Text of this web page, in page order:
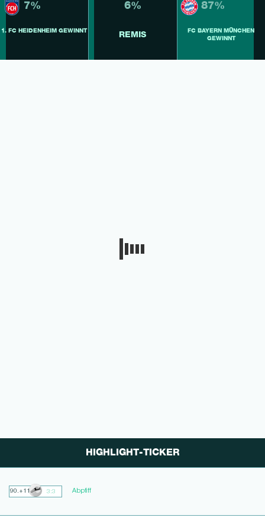
7%
1. FC HEIDENHEIM GEWINNT
6%
REMIS
87%
FC BAYERN MÜNCHEN
GEWINNT
HIGHLIGHT-TICKER
90.+11 3:3 Abpfiff